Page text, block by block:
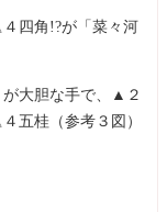
四角!?が「菜々河
大胆な手で、▲２
桂（参考３図）